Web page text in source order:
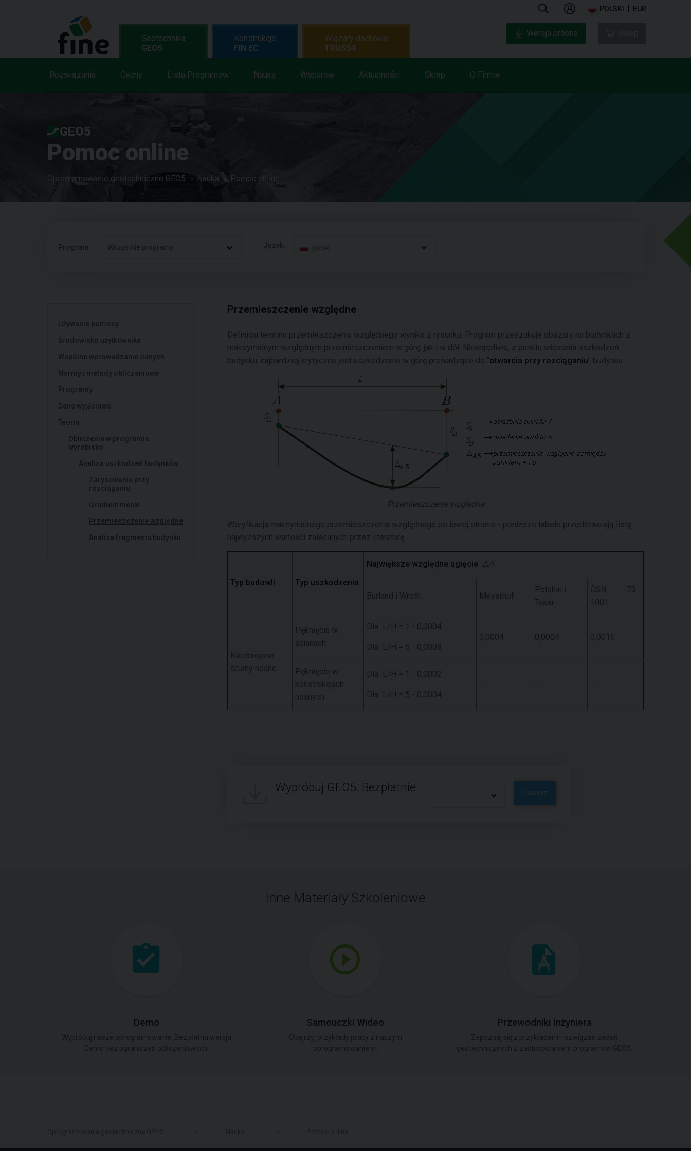
POLSKI EUR
Geotechnika
GEO5
Rozwiązania Cechy Lista Programów Nauka Wsparcie Aktualności Sklep O Firmie
Konstrukcje
FIN EC
Wiązary dachowe
TRUSS4
Wersja próbna
GEO5
Pomoc online
Oprogramowanie geotechniczne GEO5 Nauka Pomoc online
Program: Wszystkie programy Język: polski
Używanie pomocy
Środowisko użytkownika
Wspólne wprowadzanie danych
Normy i metody obliczeniowe
Programy
Dane wyjściowe
Teoria
Obliczenia w programie
wyrobisko
Analiza uszkodzeń budynków
Zarysowanie przy
rozciąganiu
Gradient niecki
Przemieszczenie względne
Analiza fragmentu budynku
Przemieszczenie względne
Definicja terminu przemieszczenia względnego wynika z rysunku. Program przeszukuje obszary na budynkach z
maksymalnym względnym przemieszczeniem w górę, jak i w dół. Niewątpliwe, z punktu widzenia uszkodzeń
budynku, najbardziej krytyczne jest uszkodzenie w górę prowadzące do "otwarcia przy rozciąganiu" budynku.
Przemieszczenie względne
Weryfikacja maksymalnego przemieszczenia względnego po lewej stronie - poniższe tabele przedstawiają listę
najwyższych wartości zalecanych przez literaturę.
Typ budowli Typ uszkodzenia
Największe względne ugięcie Δ/l
Burland i Wroth Meyerhof
Polshin i
Tokar
ČSN 73
1001
Niezbrojone
ściany nośne
Pęknięcia w
ścianach
Dla L/H = 1 - 0,0004
Dla L/H = 5 - 0,0008
0,0004 0,0004 0,0015
Pęknięcie w
konstrukcjach
nośnych
Dla L/H = 1 - 0,0002
Dla L/H = 5 - 0,0004
- - -
Wypróbuj GEO5. Bezpłatnie. Pobierz
Inne Materiały Szkoleniowe
Demo Samouczki Wideo Przewodniki Inżyniera